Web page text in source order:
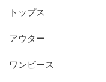
トップス
アウター
ワンピース